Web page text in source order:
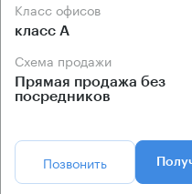
Класс офисов
класс А
Схема продажи
Прямая продажа без
посредников
Позвонить